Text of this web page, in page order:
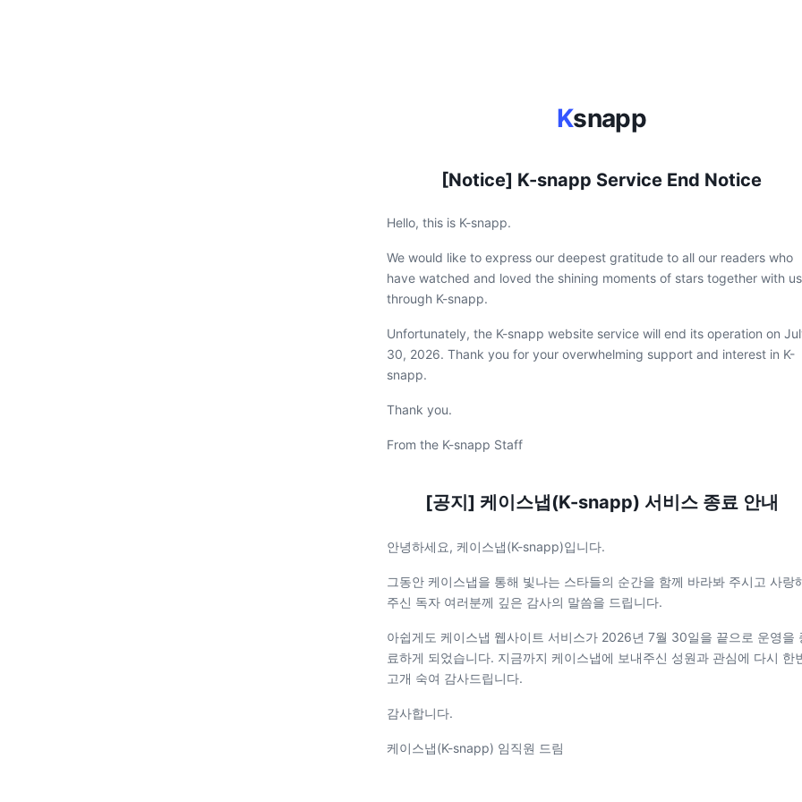
Ksnapp
[Notice] K-snapp Service End Notice
Hello, this is K-snapp.
We would like to express our deepest gratitude to all our readers who
have watched and loved the shining moments of stars together with us
through K-snapp.
Unfortunately, the K-snapp website service will end its operation on
30, 2026. Thank you for your overwhelming support and interest in K-
snapp.
Thank you.
From the K-snapp Staff
[공지] 케이스냅(K-snapp) 서비스 종료 안내
안녕하세요, 케이스냅(K-snapp)입니다.
그동안 케이스냅을 통해 빛나는 스타들의 순간을 함께 바라봐 주시고 사랑
주신 독자 여러분께 깊은 감사의 말씀을 드립니다.
아쉽게도 케이스냅 웹사이트 서비스가 2026년 7월 30일을 끝으로 운영을
료하게 되었습니다. 지금까지 케이스냅에 보내주신 성원과 관심에 다시 한
고개 숙여 감사드립니다.
감사합니다.
케이스냅(K-snapp) 임직원 드림